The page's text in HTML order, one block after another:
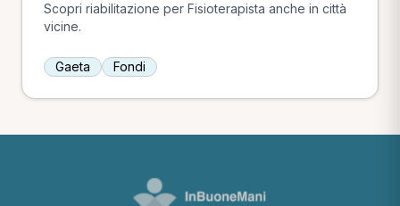
Scopri riabilitazione per Fisioterapista anche in città
vicine.
Gaeta Fondi